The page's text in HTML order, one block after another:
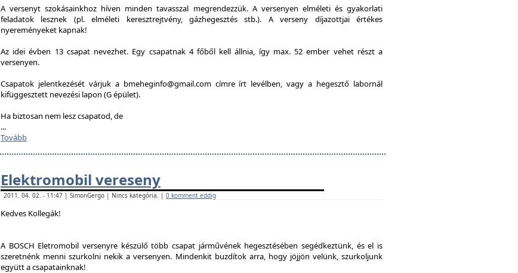
A versenyt szokásainkhoz híven minden tavasszal megrendezzük. A versenyen elméleti és gyakorlati
feladatok lesznek (pl. elméleti keresztrejtvény, gázhegesztés stb.). A verseny díjazottjai értékes
nyereményeket kapnak!
Az idei évben 13 csapat nevezhet. Egy csapatnak 4 főből kell állnia, így max. 52 ember vehet részt a
versenyen.
Csapatok jelentkezését várjuk a bmeheginfo@gmail.com címre írt levélben, vagy a hegesztő labornál
kifüggesztett nevezési lapon (G épület).
Ha biztosan nem lesz csapatod, de
...
Tovább
Elektromobil vereseny
2011. 04. 02. - 11:47 | SimonGergo | Nincs kategória. | 0 komment eddig
Kedves Kollegák!
A BOSCH Eletromobil versenyre készülő több csapat járművének hegesztésében segédkeztünk, és el is
szeretnénk menni szurkolni nekik a versenyen. Mindenkit buzdítok arra, hogy jöjjön velünk, szurkoljunk
együtt a csapatainknak!